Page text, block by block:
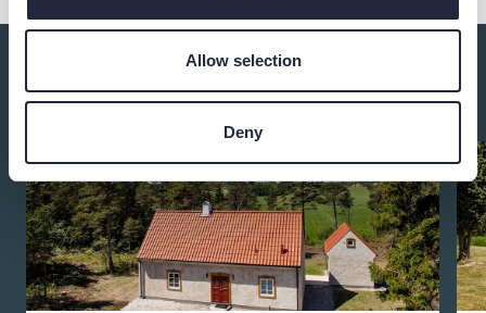
Allow selection
Deny
Du kanske också är intresserad av: